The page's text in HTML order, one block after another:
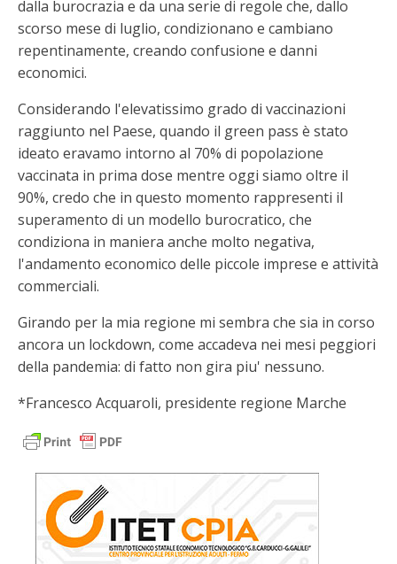
dalla burocrazia e da una serie di regole che, dallo
scorso mese di luglio, condizionano e cambiano
repentinamente, creando confusione e danni
economici.
Considerando l'elevatissimo grado di vaccinazioni
raggiunto nel Paese, quando il green pass è stato
ideato eravamo intorno al 70% di popolazione
vaccinata in prima dose mentre oggi siamo oltre il
90%, credo che in questo momento rappresenti il
superamento di un modello burocratico, che
condiziona in maniera anche molto negativa,
l'andamento economico delle piccole imprese e attività
commerciali.
Girando per la mia regione mi sembra che sia in corso
ancora un lockdown, come accadeva nei mesi peggiori
della pandemia: di fatto non gira piu' nessuno.
*Francesco Acquaroli, presidente regione Marche